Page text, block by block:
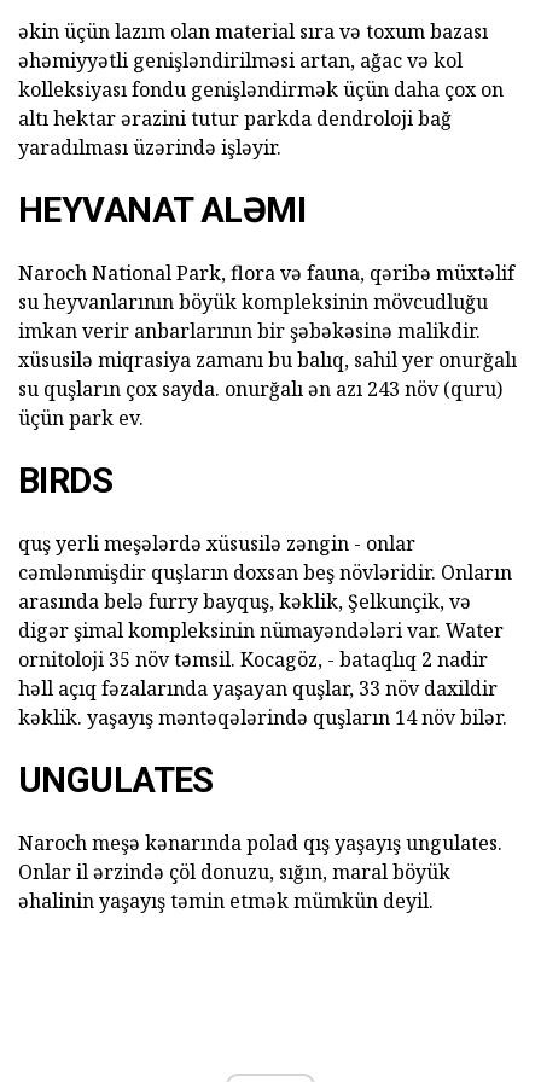
əkin üçün lazım olan material sıra və toxum bazası
əhəmiyyətli genişləndirilməsi artan, ağac və kol
kolleksiyası fondu genişləndirmək üçün daha çox on
altı hektar ərazini tutur parkda dendroloji bağ
yaradılması üzərində işləyir.
HEYVANAT ALƏMI
Naroch National Park, flora və fauna, qəribə müxtəlif
su heyvanlarının böyük kompleksinin mövcudluğu
imkan verir anbarlarının bir şəbəkəsinə malikdir.
xüsusilə miqrasiya zamanı bu balıq, sahil yer onurğalı
su quşların çox sayda. onurğalı ən azı 243 növ (quru)
üçün park ev.
BIRDS
quş yerli meşələrdə xüsusilə zəngin - onlar
cəmlənmişdir quşların doxsan beş növləridir. Onların
arasında belə furry bayquş, kəklik, Şelkunçik, və
digər şimal kompleksinin nümayəndələri var. Water
ornitoloji 35 növ təmsil. Kocagöz, - bataqlıq 2 nadir
həll açıq fəzalarında yaşayan quşlar, 33 növ daxildir
kəklik. yaşayış məntəqələrində quşların 14 növ bilər.
UNGULATES
Naroch meşə kənarında polad qış yaşayış ungulates.
Onlar il ərzində çöl donuzu, sığın, maral böyük
əhalinin yaşayış təmin etmək mümkün deyil.